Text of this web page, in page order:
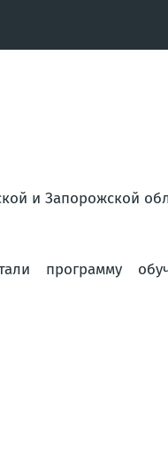
и Запорожской
программу